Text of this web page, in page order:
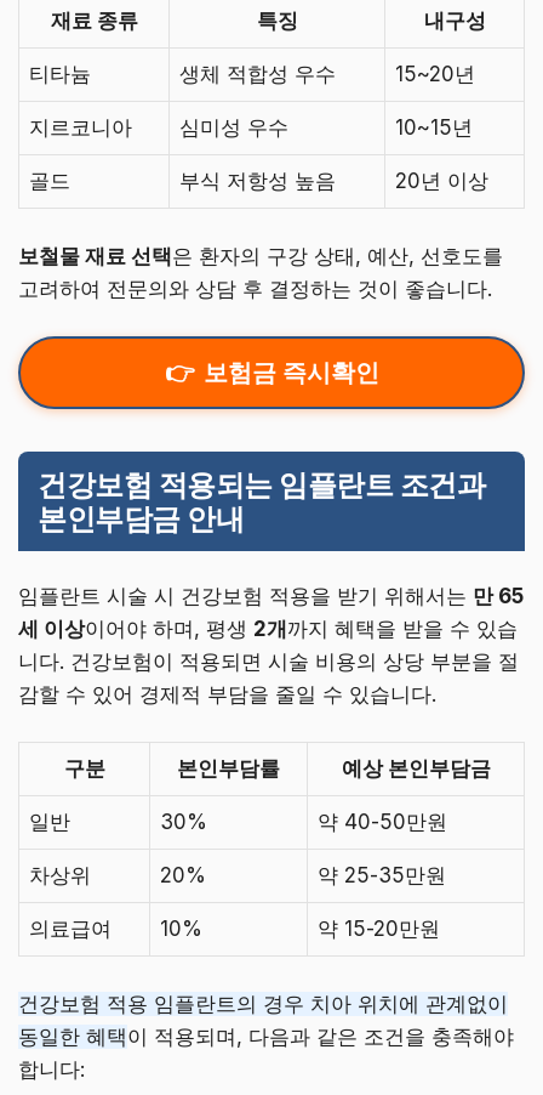
재료 종류 특징 내구성
티타늄 생체 적합성 우수 15~20년
지르코니아 심미성 우수 10~15년
골드 부식 저항성 높음 20년 이상
보철물 재료 선택은 환자의 구강 상태, 예산, 선호도를
고려하여 전문의와 상담 후 결정하는 것이 좋습니다.
보험금 즉시확인
건강보험 적용되는 임플란트 조건과
본인부담금 안내
임플란트 시술 시 건강보험 적용을 받기 위해서는 만 65
세 이상이어야 하며, 평생 2개까지 혜택을 받을 수 있습
니다. 건강보험이 적용되면 시술 비용의 상당 부분을 절
감할 수 있어 경제적 부담을 줄일 수 있습니다.
구분 본인부담률 예상 본인부담금
일반 30% 약 40-50만원
차상위 20% 약 25-35만원
의료급여 10% 약 15-20만원
건강보험 적용 임플란트의 경우 치아 위치에 관계없이
동일한 혜택이 적용되며, 다음과 같은 조건을 충족해야
합니다: